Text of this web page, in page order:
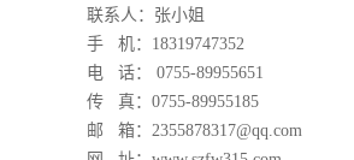
联系人：张小姐
手 机：18319747352
电 话： 0755-89955651
传 真：0755-89955185
邮 箱：2355878317@qq.com